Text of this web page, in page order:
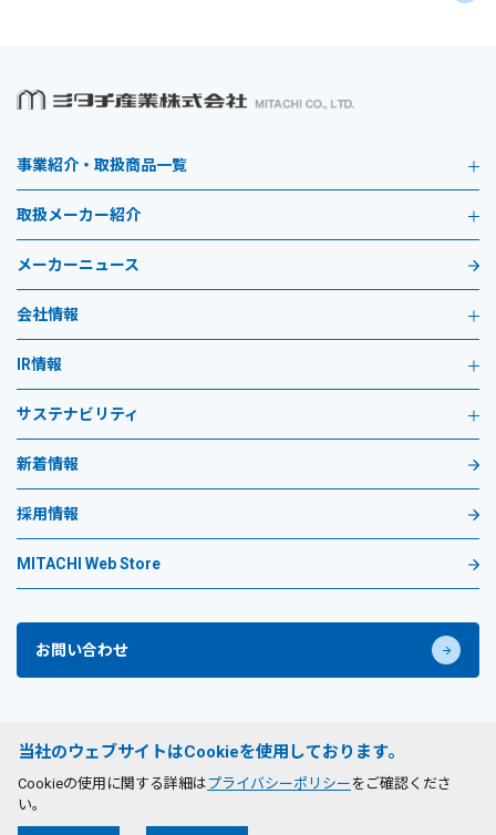
事業紹介・取扱商品一覧
取扱メーカー紹介
メーカーニュース
会社情報
IR情報
サステナビリティ
新着情報
採用情報
MITACHI Web Store
お問い合わせ
サイトのご利用条件
当社のウェブサイトはCookieを使用しております。
Cookieの使用に関する詳細はプライバシーポリシー をご確認くださ
い。